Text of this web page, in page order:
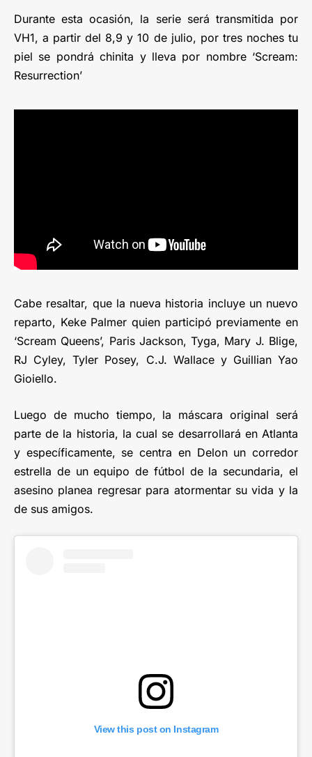
Durante esta ocasión, la serie será transmitida por
VH1, a partir del 8,9 y 10 de julio, por tres noches tu
piel se pondrá chinita y lleva por nombre ‘Scream:
Resurrection’
Cabe resaltar, que la nueva historia incluye un nuevo
reparto, Keke Palmer quien participó previamente en
‘Scream Queens’, Paris Jackson, Tyga, Mary J. Blige,
RJ Cyley, Tyler Posey, C.J. Wallace y Guillian Yao
Gioiello.
Luego de mucho tiempo, la máscara original será
parte de la historia, la cual se desarrollará en Atlanta
y específicamente, se centra en Delon un corredor
estrella de un equipo de fútbol de la secundaria, el
asesino planea regresar para atormentar su vida y la
de sus amigos.
View this post on Instagram